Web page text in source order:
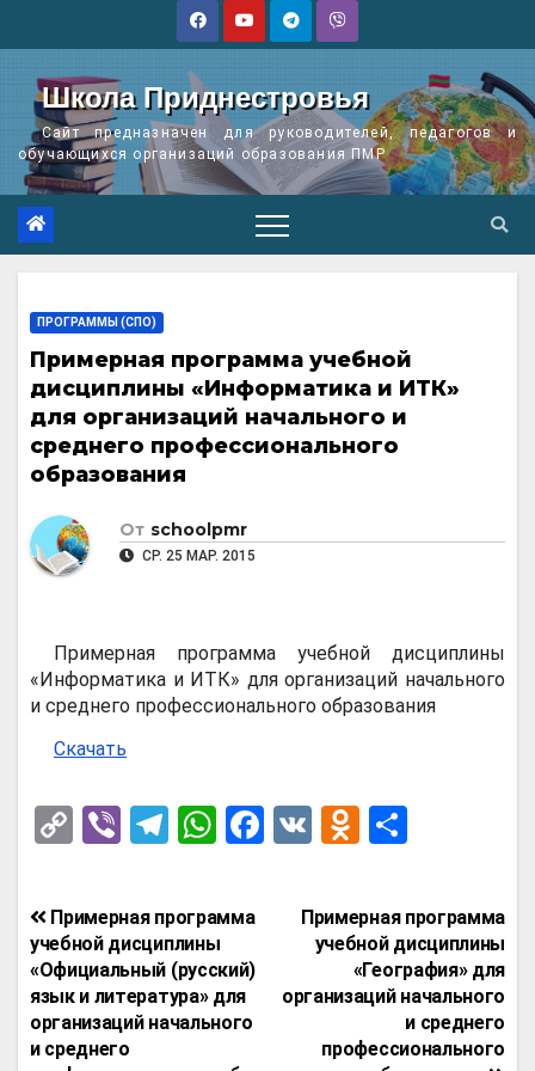
Школа Приднестровья
Сайт предназначен для руководителей, педагогов и
обучающихся организаций образования ПМР
ПРОГРАММЫ (СПО)
Примерная программа учебной
дисциплины «Информатика и ИТК»
для организаций начального и
среднего профессионального
образования
От schoolpmr
СР. 25 МАР. 2015
Примерная программа учебной дисциплины
«Информатика и ИТК» для организаций начального
и среднего профессионального образования
Скачать
C
py
Li
n
k
Vi
er
T
e
gr
a
m
W
at
s
A
p
p
F
o
V
O
n
o
kl
a
ss
п
р
а
в
и
Навигация
по
записям
Примерная программа
учебной дисциплины
«География» для
организаций начального
и среднего
профессионального
Примерная программа
учебной дисциплины
«Официальный (русский)
язык и литература» для
организаций начального
и среднего